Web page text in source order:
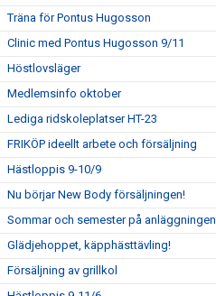
Träna för Pontus Hugosson
Clinic med Pontus Hugosson 9/11
Höstlovsläger
Medlemsinfo oktober
Lediga ridskoleplatser HT-23
FRIKÖP ideellt arbete och försäljning
Hästloppis 9-10/9
Nu börjar New Body försäljningen!
Sommar och semester på anläggningen
Glädjehoppet, käpphästtävling!
Försäljning av grillkol